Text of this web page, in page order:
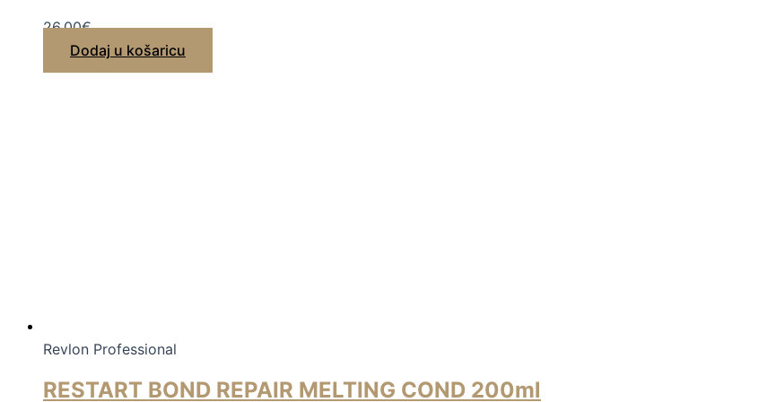
26,00€
Dodaj u košaricu
Revlon Professional
RESTART BOND REPAIR MELTING COND 200ml